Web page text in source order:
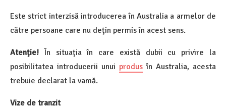
Este strict interzisă introducerea în Australia a armelor de
către persoane care nu deţin permis în acest sens.
Atenţie! În situaţia în care există dubii cu privire la
posibilitatea introducerii unui produs în Australia, acesta
trebuie declarat la vamă.
Vize de tranzit